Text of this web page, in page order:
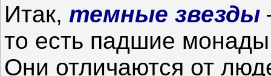
Итак, темные звезды
то есть падшие
Они отличаются от